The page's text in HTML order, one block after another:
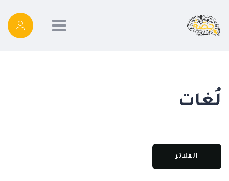
Toggle
لُغات
الفلاتر